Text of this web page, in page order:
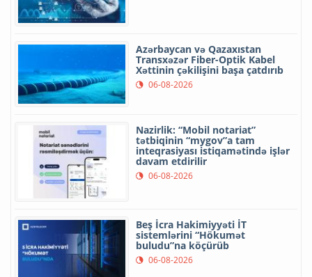
Azərbaycan və Qazaxıstan
Transxəzər Fiber-Optik Kabel
Xəttinin çəkilişini başa çatdırıb
06-08-2026
Nazirlik: “Mobil notariat”
tətbiqinin “mygov”a tam
inteqrasiyası istiqamətində işlər
davam etdirilir
06-08-2026
Beş İcra Hakimiyyəti İT
sistemlərini “Hökumət
buludu”na köçürüb
06-08-2026